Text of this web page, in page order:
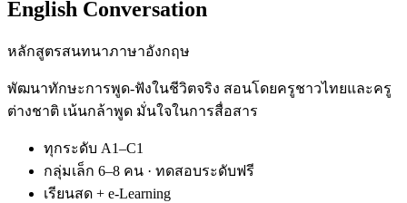
English Conversation
หลักสูตรสนทนาภาษาอังกฤษ
พัฒนาทักษะการพูด-ฟังในชีวิตจริง สอนโดยครูชาวไทยและครู
ต่างชาติ เน้นกล้าพูด มั่นใจในการสื่อสาร
ทุกระดับ A1–C1
กลุ่มเล็ก 6–8 คน · ทดสอบระดับฟรี
เรียนสด + e-Learning